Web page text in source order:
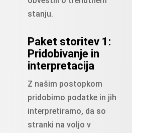
stanju.
Paket storitev 1:
Pridobivanje in
interpretacija
Z našim postopkom
pridobimo podatke in jih
interpretiramo, da so
stranki na voljo v